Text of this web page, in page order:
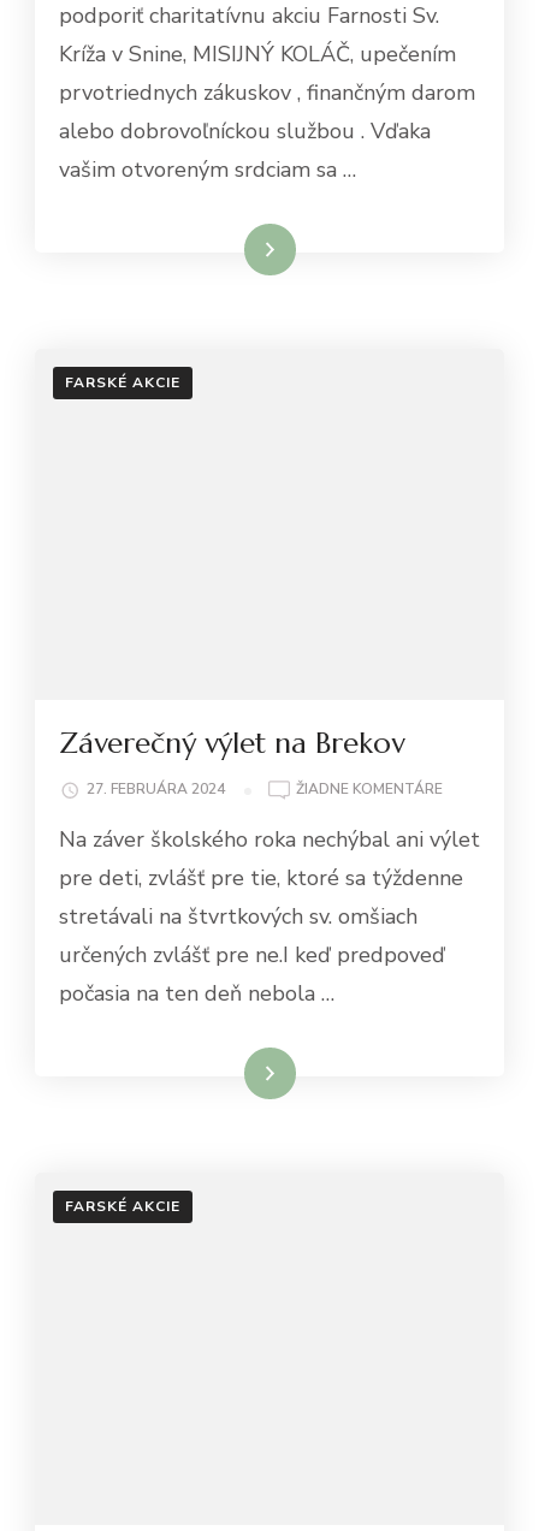
podporiť charitatívnu akciu Farnosti Sv.
Kríža v Snine, MISIJNÝ KOLÁČ, upečením
prvotriednych zákuskov , finančným darom
alebo dobrovoľníckou službou . Vďaka
vašim otvoreným srdciam sa …
Čítať viac
FARSKÉ AKCIE
Záverečný výlet na Brekov
27. FEBRUÁRA 2024 ŽIADNE KOMENTÁRENA
VÝLET
BREKOV
Na záver školského roka nechýbal ani výlet
pre deti, zvlášť pre tie, ktoré sa týždenne
stretávali na štvrtkových sv. omšiach
určených zvlášť pre ne.I keď predpoveď
počasia na ten deň nebola …
Čítať viac
FARSKÉ AKCIE